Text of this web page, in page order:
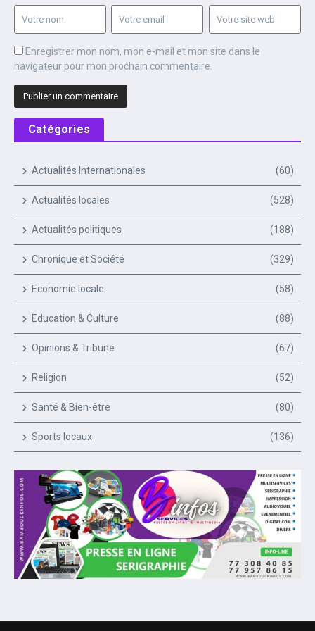
Enregistrer mon nom, mon e-mail et mon site dans le
navigateur pour mon prochain commentaire.
Catégories
Actualités Internationales (60)
Actualités locales (528)
Actualités politiques (188)
Chronique et Société (329)
Economie locale (58)
Education & Culture (88)
Opinions & Tribune (67)
Religion (52)
Santé & Bien-être (80)
Sports locaux (136)